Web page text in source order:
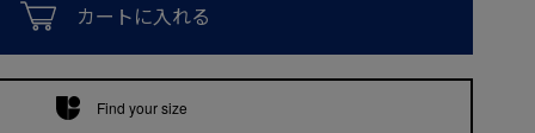
カートに入れる
Find your size